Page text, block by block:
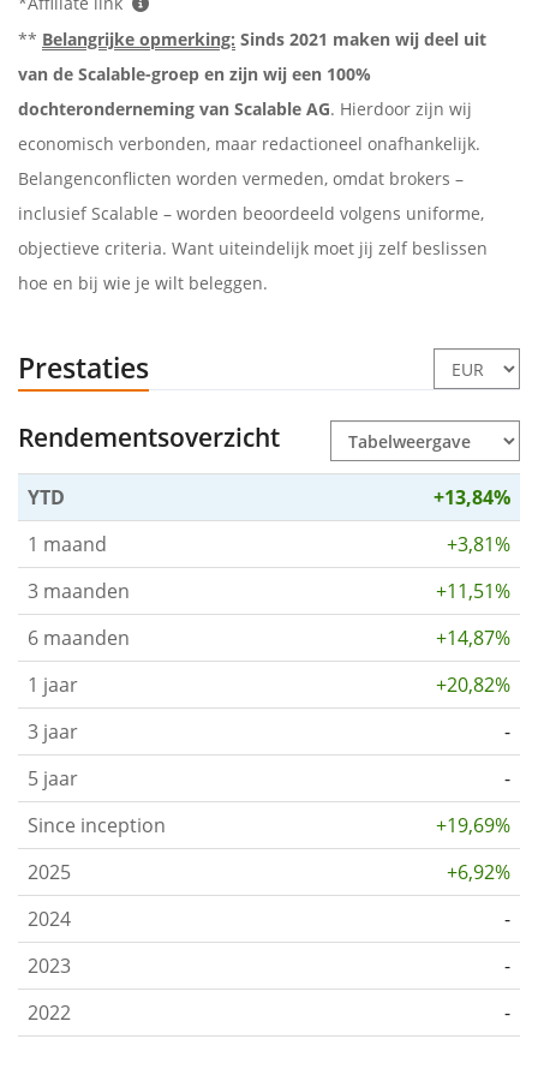
** Belangrijke opmerking: Sinds 2021 maken wij deel uit
van de Scalable-groep en zijn wij een 100%
dochteronderneming van Scalable AG. Hierdoor zijn wij
economisch verbonden, maar redactioneel onafhankelijk.
Belangenconflicten worden vermeden, omdat brokers –
inclusief Scalable – worden beoordeeld volgens uniforme,
objectieve criteria. Want uiteindelijk moet jij zelf beslissen
hoe en bij wie je wilt beleggen.
Prestaties
Rendementsoverzicht
YTD
+13,84%
1 maand
+3,81%
3 maanden
+11,51%
6 maanden
+14,87%
1 jaar
+20,82%
3 jaar
-
5 jaar
-
Since inception
+19,69%
2025
+6,92%
2024
-
2023
-
2022
-